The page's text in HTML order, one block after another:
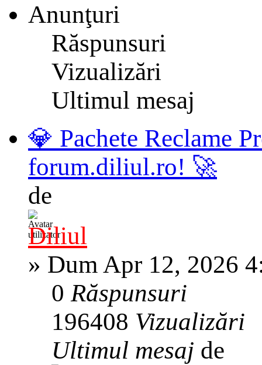
Anunţuri
Răspunsuri
Vizualizări
Ultimul mesaj
💎 Pachete Reclame
forum.diliul.ro! 🚀
de
Diliul
» Dum Apr 12, 2026
0Răspunsuri
196408 Vizualizări
Ultimul mesaj de